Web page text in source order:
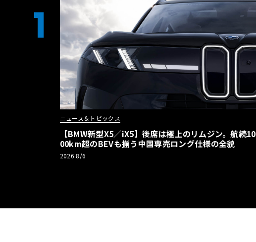
1
ニュース＆トピックス
【BMW新型X5／iX5】後席は極上のリムジン。航続10
00km超のBEVも揃う中国専売ロング仕様の全貌
2026 8/6